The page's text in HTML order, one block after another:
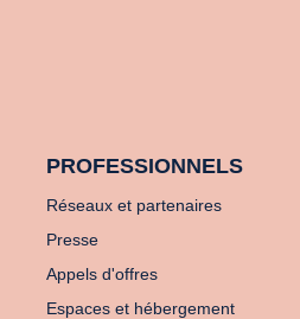
PROFESSIONNELS
Réseaux et partenaires
Presse
Appels d'offres
Espaces et hébergement